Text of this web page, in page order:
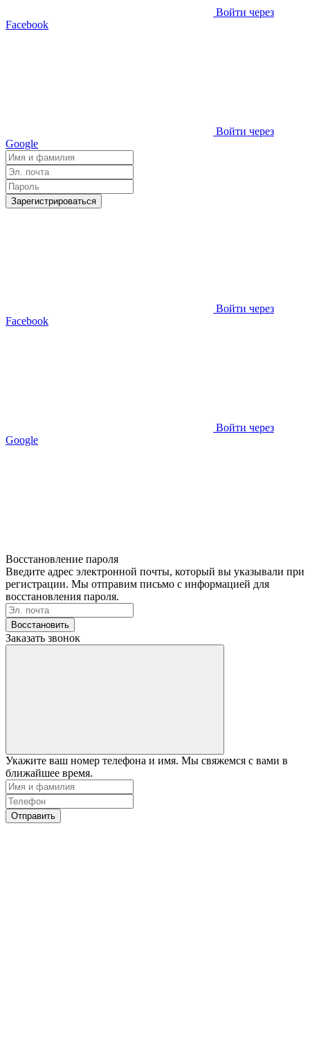
Войти через
Facebook
Войти через
Google
Зарегистрироваться
Войти через
Facebook
Войти через
Google
Восстановление пароля
Введите адрес электронной почты, который вы указывали при
регистрации. Мы отправим письмо с информацией для
восстановления пароля.
Восстановить
Заказать звонок
Укажите ваш номер телефона и имя. Мы свяжемся с вами в
ближайшее время.
Отправить